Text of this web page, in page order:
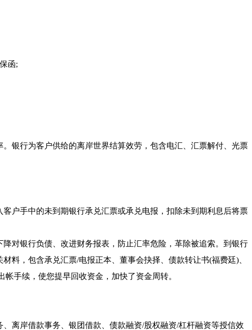
函;
银行为客户供给的离岸世界结算效劳，包含电汇、汇票解付、光票
户手中的未到期银行承兑汇票或承兑电报，扣除未到期利息后将票
对银行负债、改进财务报表，防止汇率危险，革除被追索。到银行
料，包含承兑汇票/电报正本、董事会抉择、债款转让书(福费廷)、
手续，使您提早回收资金，加快了资金周转。
离岸借款事务、银团借款、债款融资/股权融资/杠杆融资等授信效